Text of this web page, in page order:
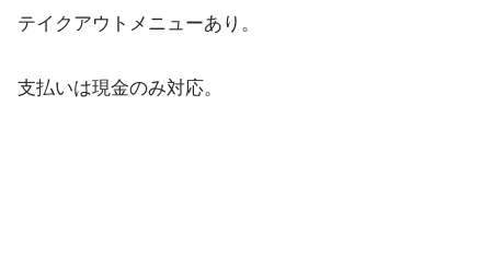
テイクアウトメニューあり。
支払いは現金のみ対応。